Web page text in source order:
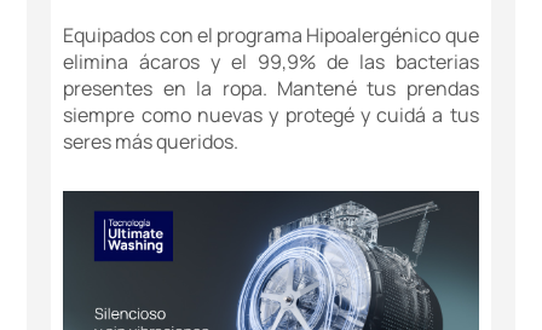
Equipados con el programa Hipoalergénico que
elimina ácaros y el 99,9% de las bacterias
presentes en la ropa. Mantené tus prendas
siempre como nuevas y protegé y cuidá a tus
seres más queridos.